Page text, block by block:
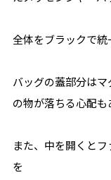
全体をブラックで統
バッグの蓋部分は
の物が落ちる心配も
また、中を開くと
を